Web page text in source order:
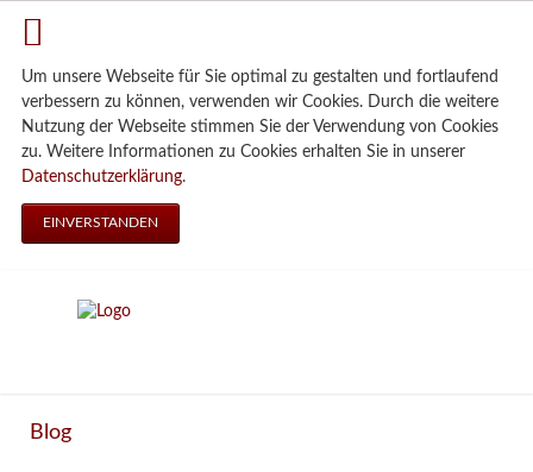
Um unsere Webseite für Sie optimal zu gestalten und fortlaufend
verbessern zu können, verwenden wir Cookies. Durch die weitere
Nutzung der Webseite stimmen Sie der Verwendung von Cookies
zu. Weitere Informationen zu Cookies erhalten Sie in unserer
Datenschutzerklärung.
EINVERSTANDEN
Blog